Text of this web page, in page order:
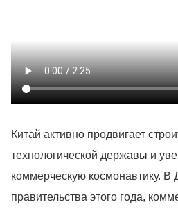
Китай активно продвигает
технологической державы и
коммерческую космонавтику. В
правительства этого года,